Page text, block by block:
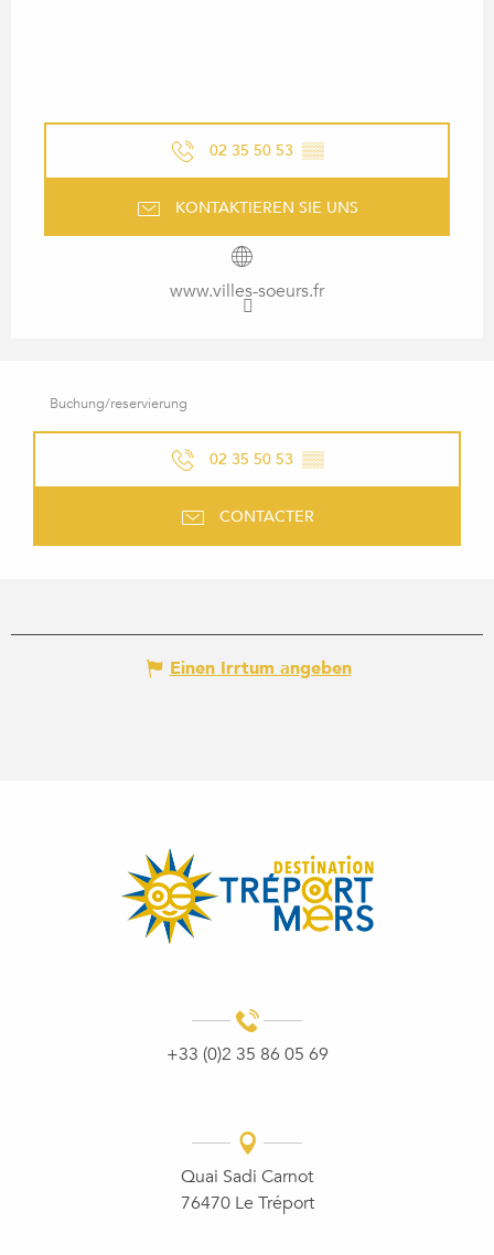
02 35 50 53 ▒▒
KONTAKTIEREN SIE UNS
www.villes-soeurs.fr
Buchung/reservierung
02 35 50 53 ▒▒
CONTACTER
Einen Irrtum angeben
+33 (0)2 35 86 05 69
Quai Sadi Carnot
76470 Le Tréport